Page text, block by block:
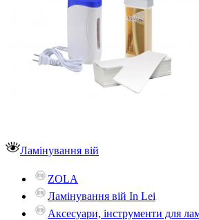
Ламінування вій
ZOLA
Ламінування вій In Lei
Аксесуари, інструменти для